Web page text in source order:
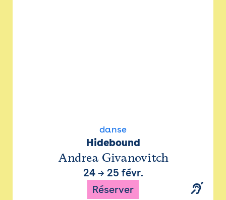
danse
Hidebound
Andrea Givanovitch
24→ 25 févr.
Réserver